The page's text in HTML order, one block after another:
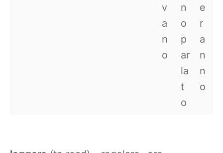
v
a
n
o
n
o
p
ar
la
t
o
e
r
a
n
n
o